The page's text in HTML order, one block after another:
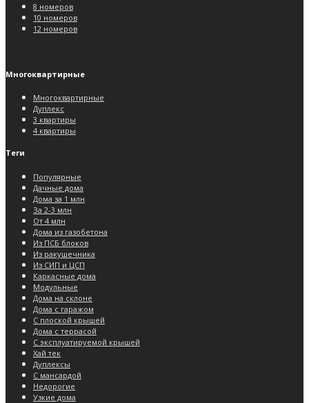
8 номеров
10 номеров
12 номеров
Многоквартирные
Многоквартирные
Дуплекс
3 квартиры
4 квартиры
Теги
Популярные
Дачные дома
Дома за 1 млн
За 2-3 млн
От 4 млн
Дома из газобетона
Из ПСБ блоков
Из ракушечника
Из СИП и ЦСП
Каркасные дома
Модульные
Дома на склоне
Дома с гаражом
С плоской крышей
Дома с террасой
С эксплуатируемой крышей
Хай тек
Дуплексы
С мансардой
Недорогие
Узкие дома